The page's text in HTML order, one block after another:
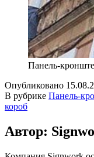
Панель-
Опубликовано
В рубрике Панель-
короб
Автор: